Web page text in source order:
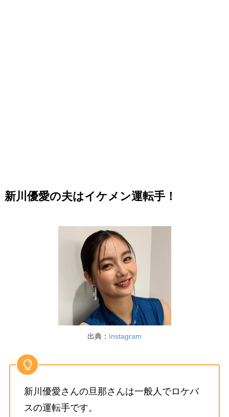
新川優愛の夫はイケメン運転手！
出典： Instagram
新川優愛さんの旦那さんは一般人でロケバ
スの運転手です。